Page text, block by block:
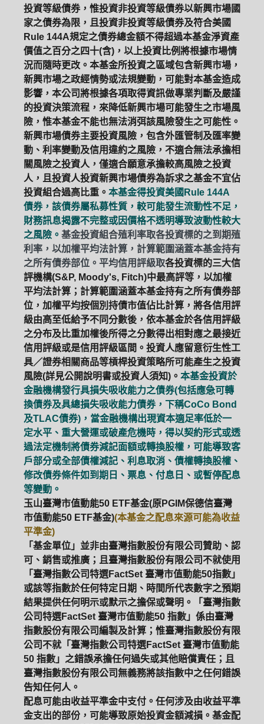
投資等級債券，惟投資非投資等級債券以新興市場國
家之債券為限，且投資非投資等級債券及符合美國
Rule 144A規定之債券總金額不得超過本基金淨資產
價值之百分之四十(含)，以上投資比例將根據市場情
況而隨時更改。本基金所投資之區域包含新興市場，
新興市場之政經情勢或法規變動，可能對本基金造成
影響，本公司將根據各項取得資訊做專業判斷及嚴謹
的投資決策流程，來降低新興市場可能發生之市場風
險，惟本基金不能也無法消弭該風險發生之可能性。
新興市場債券主要投資風險，包含外匯管制及匯率變
動、利率變動及信用違約之風險，不適合無法承擔相
關風險之投資人，僅適合願意承擔較高風險之投資
人，且投資人投資新興市場債券為訴求之基金不宜佔
投資組合過高比重。 本基金得投資美國Rule 144A
債券，該債券屬私募性質，較可能發生流動性不足，
財務訊息揭露不完整或因價格不透明導致波動性較大
之風險。 基金投資組合殖利率取各投資標的之到期殖
利率，以加權平均法計算，計算範圍涵蓋本基金持有
之所有債券部位。平均信用評級取各投資標的三大信
評機構(S&P, Moody's, Fitch)中最高評等，以加權
平均法計算；計算範圍涵蓋本基金持有之所有債券部
位，加權平均按個別持債市值佔比計算，將各信用評
級由高至低給予不同分數後，依本基金於各信用評級
之分布及比重加權後所得之分數得出相對應之最接近
信用評級或是信用評級區間。投資人應留意衍生性工
具／證券相關商品等槓桿投資策略所可能產生之投資
風險(詳見公開說明書或投資人須知)。 本基金投資於
金融機構發行具損失吸收能力之債券(包括應急可轉
換債券及具總損失吸收能力債券，下稱CoCo Bond
及TLAC債券)，當金融機構出現資本適足率低於一
定水平、重大營運或破產危機時，得以契約形式或透
過法定機制將債券減記面額或轉換股權，可能導致客
戶部分或全部債權減記、利息取消、債權轉換股權、
修改債券條件如到期日、票息、付息日、或暫停配息
等變動。
玉山臺灣市值動能50 ETF基金(原PGIM保德信臺灣
市值動能50 ETF基金)(本基金之配息來源可能為收益
平準金)
「基金單位」並非由臺灣指數股份有限公司贊助、認
可、銷售或推廣；且臺灣指數股份有限公司不就使用
「臺灣指數公司特選FactSet 臺灣市值動能50指數」
或該等指數於任何特定日期、時間所代表數字之預期
結果提供任何明示或默示之擔保或聲明。「臺灣指數
公司特選FactSet 臺灣市值動能50 指數」係由臺灣
指數股份有限公司編製及計算；惟臺灣指數股份有限
公司不就「臺灣指數公司特選FactSet 臺灣市值動能
50 指數」之錯誤承擔任何過失或其他賠償責任；且
臺灣指數股份有限公司無義務將該指數中之任何錯誤
告知任何人。
配息可能由收益平準金中支付。任何涉及由收益平準
金支出的部份，可能導致原始投資金額減損。基金配